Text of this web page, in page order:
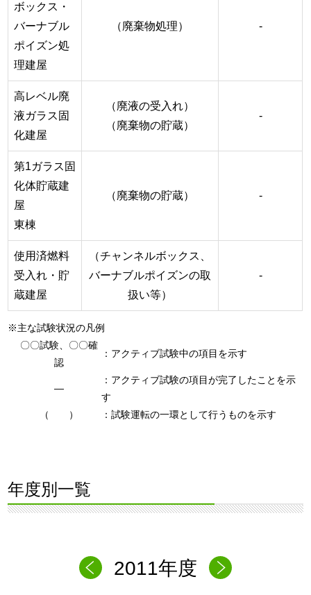
ボックス・
バーナブル
ポイズン処
理建屋
（廃棄物処理） -
高レベル廃
液ガラス固
化建屋
（廃液の受入れ）
（廃棄物の貯蔵）
-
第1ガラス固
化体貯蔵建
屋
東棟
（廃棄物の貯蔵） -
使用済燃料
受入れ・貯
蔵建屋
（チャンネルボックス、
バーナブルポイズンの取
扱い等）
-
※主な試験状況の凡例
〇〇試験、〇〇確
認
：アクティブ試験中の項目を示す
―
：アクティブ試験の項目が完了したことを示
す
（ ）
：試験運転の一環として行うものを示す
年度別一覧
2011年度